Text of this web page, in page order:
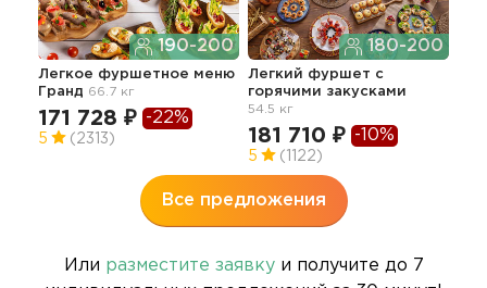
190-200
Легкое фуршетное меню
Гранд 66.7 кг
171 728 ₽ -22%
5 (2313)
180-200
Легкий фуршет с
горячими закусками
54.5 кг
181 710 ₽ -10%
5 (1122)
Все предложения
Или разместите заявкуи получите до 7